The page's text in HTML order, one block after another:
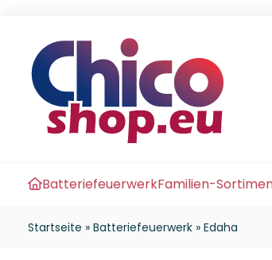
BatteriefeuerwerkFamilien-
Startseite » Batteriefeuerwerk » Edaha